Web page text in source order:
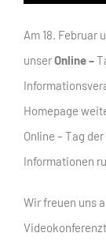
Am 18. Februar
unserOnline –
Homepage
Online – Tag
Informationen
Wir freuen uns